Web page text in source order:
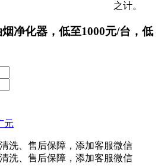
之计。
净化器，低至1000元/台，低
元